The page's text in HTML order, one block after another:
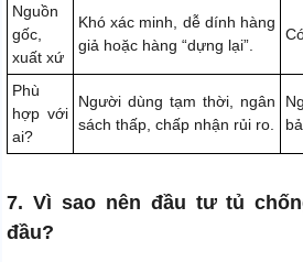
Nguồn
gốc,
xuất xứ
Khó xác minh, dễ dính hàng
giả hoặc hàng “dựng lại”.
Phù
hợp với
ai?
Người dùng tạm thời, ngân
sách thấp, chấp nhận rủi ro.
7. Vì sao nên đầu tư tủ
đầu?